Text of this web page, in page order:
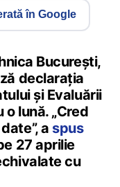
în Google
Bucureşti,
declaraţia
şi Evaluării
lună. „Cred
a spus
27 aprilie
cu